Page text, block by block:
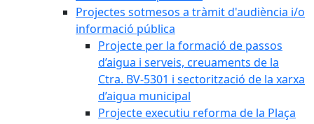
Projectes sotmesos a tràmit d'audiència i/o
informació pública
Projecte per la formació de passos
d’aigua i serveis, creuaments de la
Ctra. BV-5301 i sectorització de la xarxa
d’aigua municipal
Projecte executiu reforma de la Plaça